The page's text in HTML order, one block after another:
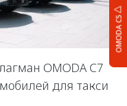
OMODA C5
OMODA C7
для такси